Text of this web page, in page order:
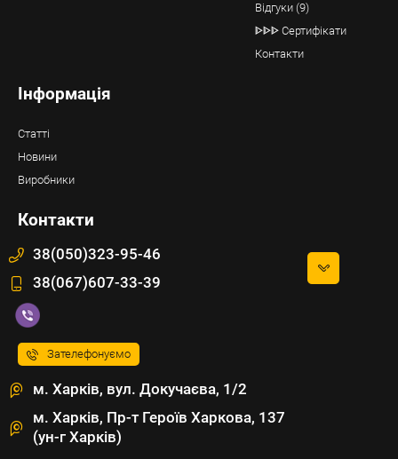
Відгуки (9)
ᐈᐈᐈ Сертифікати
Контакти
Інформація
Статті
Новини
Виробники
Контакти
38(050)323-95-46
38(067)607-33-39
Зателефонуємо
м. Харків, вул. Докучаєва, 1/2
м. Харків, Пр-т Героїв Харкова, 137
(ун-г Харків)